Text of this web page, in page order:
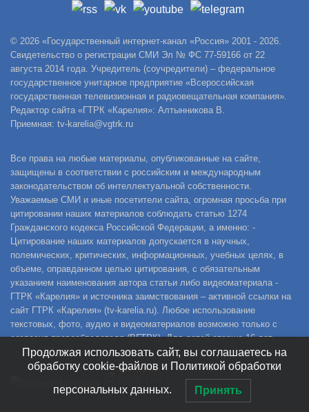
© 2026 «Государственный интернет-канал «Россия» 2001 - 2026.
Свидетельство о регистрации СМИ Эл № ФС 77-59166 от 22
августа 2014 года. Учредитель (соучредители) – федеральное
государственное унитарное предприятие «Всероссийская
государственная телевизионная и радиовещательная компания».
Редактор сайта «ГТРК «Карелия»: Алтынникова В.
Приемная: tv-karelia@vgtrk.ru
Все права на любые материалы, опубликованные на сайте,
защищены в соответствии с российским и международным
законодательством об интеллектуальной собственности.
Уважаемые СМИ и иные посетители сайта, огромная просьба при
цитировании наших материалов соблюдать статью 1274
Гражданского кодекса Российской Федерации, а именно: -
Цитирование наших материалов допускается в научных,
полемических, критических, информационных, учебных целях, в
объеме, оправданном целью цитирования, с обязательным
указанием наименования автора статьи либо видеоматериала -
ГТРК «Карелия» и источника заимствования – активной ссылки на
сайт ГТРК «Карелия» (tv-karelia.ru). Любое использование
текстовых, фото, аудио и видеоматериалов возможно только с
согласия правообладателя (ВГТРК). Для детей старше 16 лет.
Продолжая использовать сайт, вы соглашаетесь на
обработку cookie-файлов и Политикой обработки
персональных данных. Принять